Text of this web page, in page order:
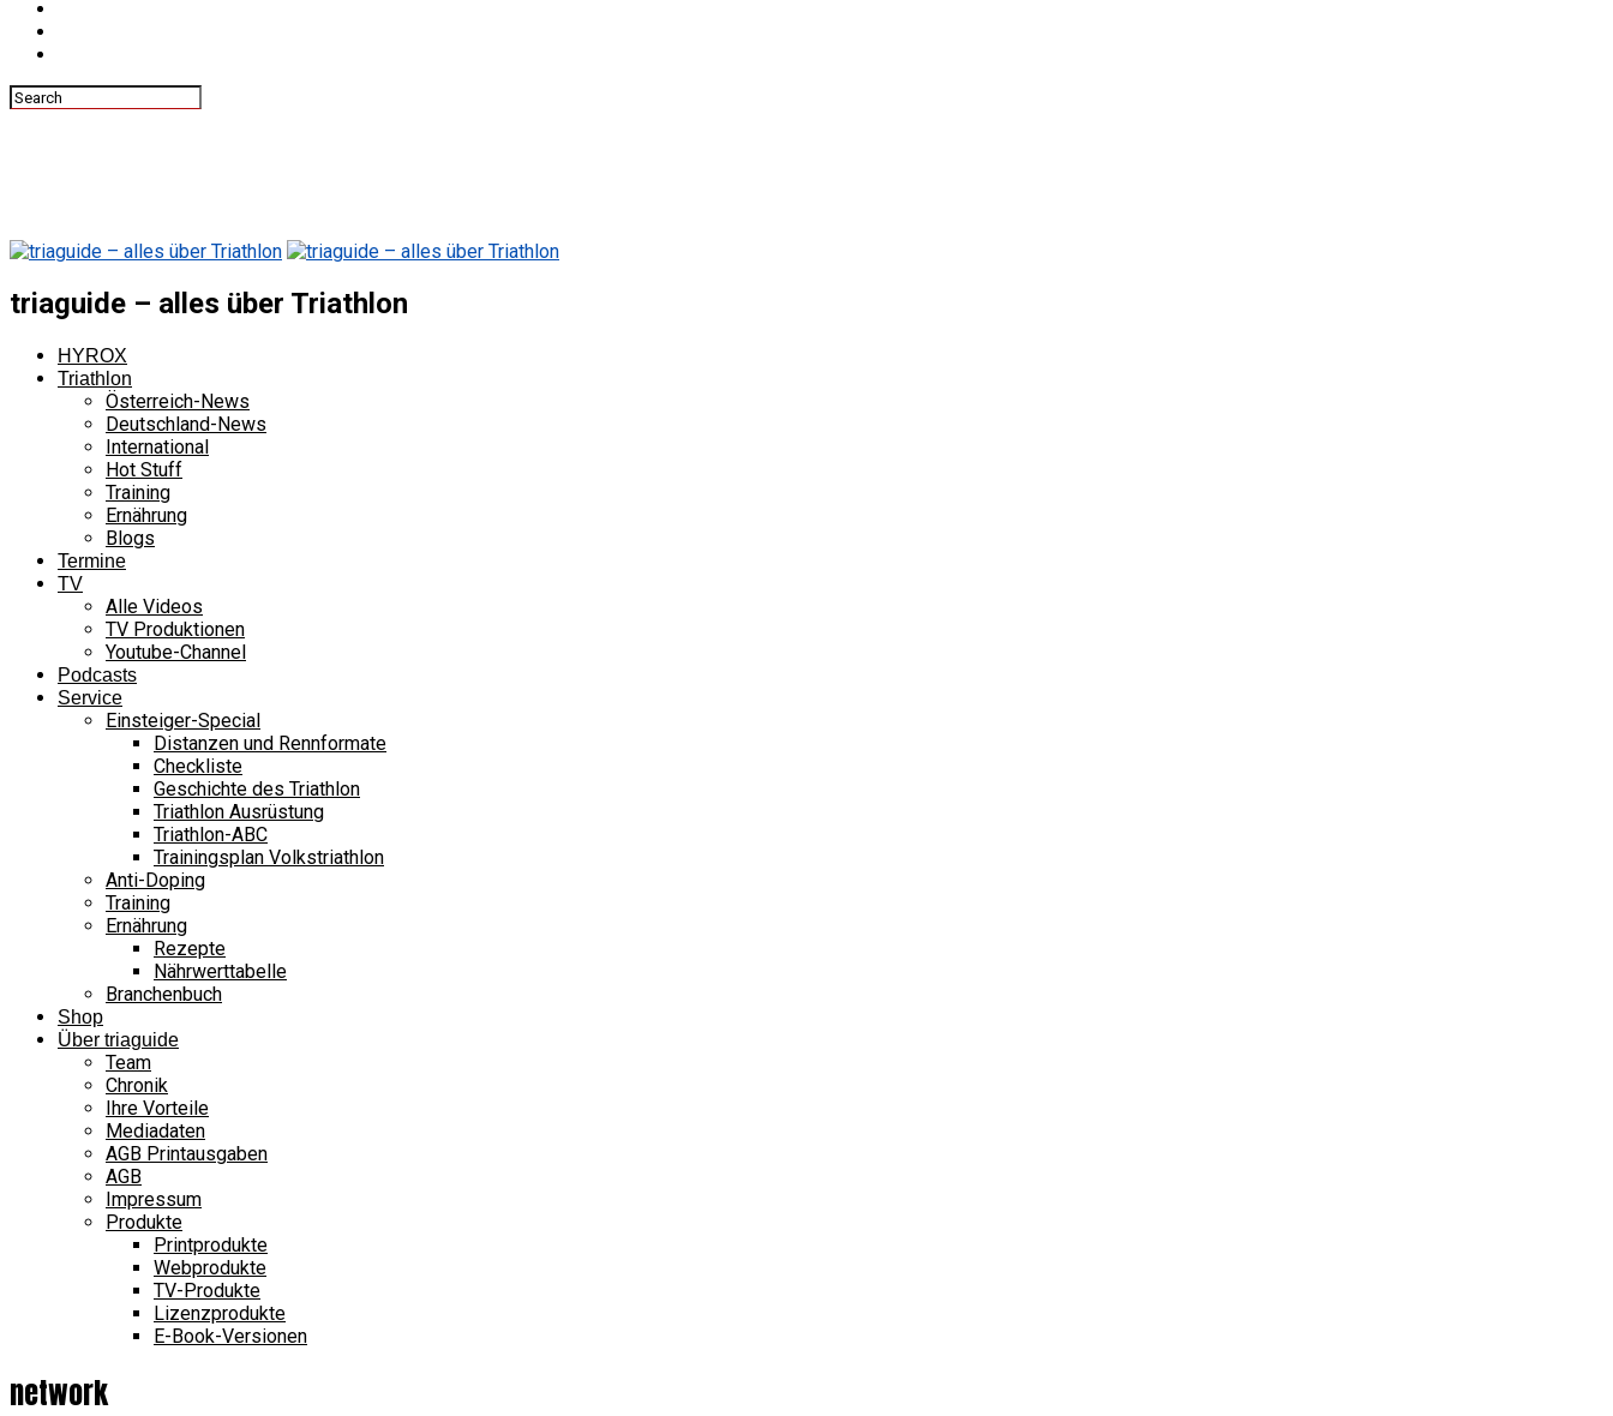
triaguide – alles über Triathlon
HYROX
Triathlon
Österreich-News
Deutschland-News
International
Hot Stuff
Training
Ernährung
Blogs
Termine
TV
Alle Videos
TV Produktionen
Youtube-Channel
Podcasts
Service
Einsteiger-Special
Distanzen und Rennformate
Checkliste
Geschichte des Triathlon
Triathlon Ausrüstung
Triathlon-ABC
Trainingsplan Volkstriathlon
Anti-Doping
Training
Ernährung
Rezepte
Nährwerttabelle
Branchenbuch
Shop
Über triaguide
Team
Chronik
Ihre Vorteile
Mediadaten
AGB Printausgaben
AGB
Impressum
Produkte
Printprodukte
Webprodukte
TV-Produkte
Lizenzprodukte
E-Book-Versionen
network